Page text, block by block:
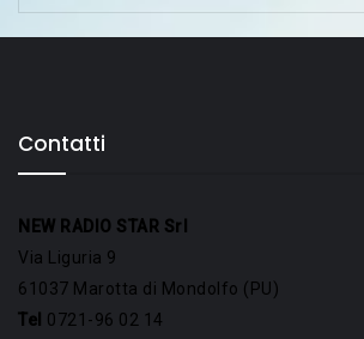
Contatti
NEW RADIO STAR Srl
Via Liguria 9
61037 Marotta di Mondolfo (PU)
Tel 0721-96 02 14